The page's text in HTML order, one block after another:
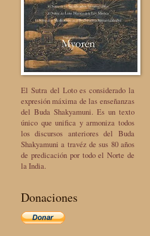
El Sutra del Loto es considerado la
expresión máxima de las enseñanzas
del Buda Shakyamuni. Es un texto
único que unifica y armoniza todos
los discursos anteriores del Buda
Shakyamuni a travéz de sus 80 años
de predicación por todo el Norte de
la India.
Donaciones